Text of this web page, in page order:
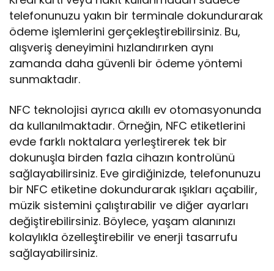
telefonunuzu yakın bir terminale dokundurarak
ödeme işlemlerini gerçekleştirebilirsiniz. Bu,
alışveriş deneyimini hızlandırırken aynı
zamanda daha güvenli bir ödeme yöntemi
sunmaktadır.
NFC teknolojisi ayrıca akıllı ev otomasyonunda
da kullanılmaktadır. Örneğin, NFC etiketlerini
evde farklı noktalara yerleştirerek tek bir
dokunuşla birden fazla cihazın kontrolünü
sağlayabilirsiniz. Eve girdiğinizde, telefonunuzu
bir NFC etiketine dokundurarak ışıkları açabilir,
müzik sistemini çalıştırabilir ve diğer ayarları
değiştirebilirsiniz. Böylece, yaşam alanınızı
kolaylıkla özelleştirebilir ve enerji tasarrufu
sağlayabilirsiniz.